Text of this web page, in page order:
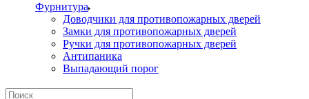
Фурнитура
Доводчики для противопожарных дверей
Замки для противопожарных дверей
Ручки для противопожарных дверей
Антипаника
Выпадающий порог